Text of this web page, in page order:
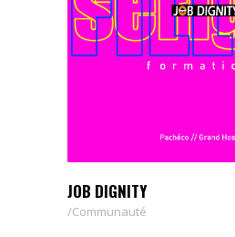
JOB DIGNITY
Communauté